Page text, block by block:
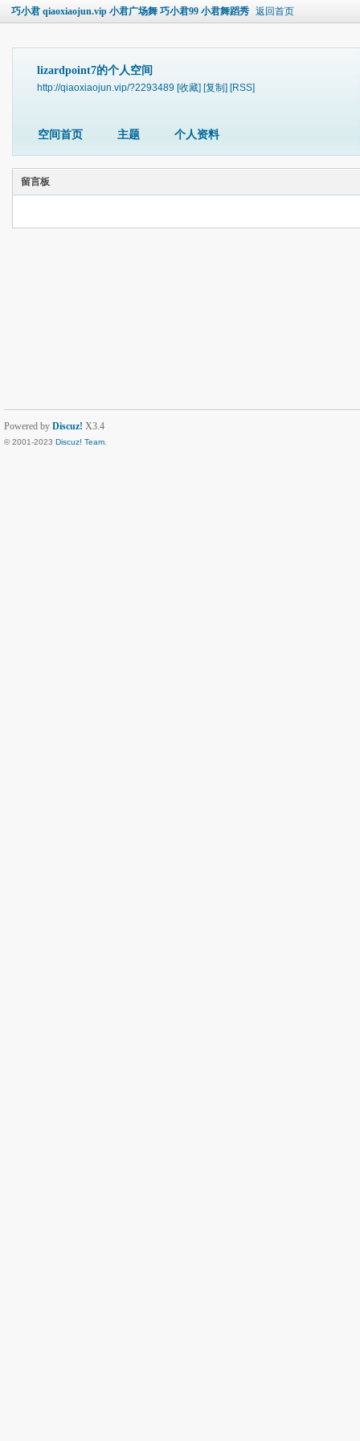
巧小君 qiaoxiaojun.vip 小君广场舞 巧小君99 小君舞蹈秀 返回首页
lizardpoint7的个人空间
http://qiaoxiaojun.vip/?2293489 [收藏] [复制] [RSS]
空间首页 主题 个人资料
留言板
Powered by Discuz! X3.4
© 2001-2023 Discuz! Team